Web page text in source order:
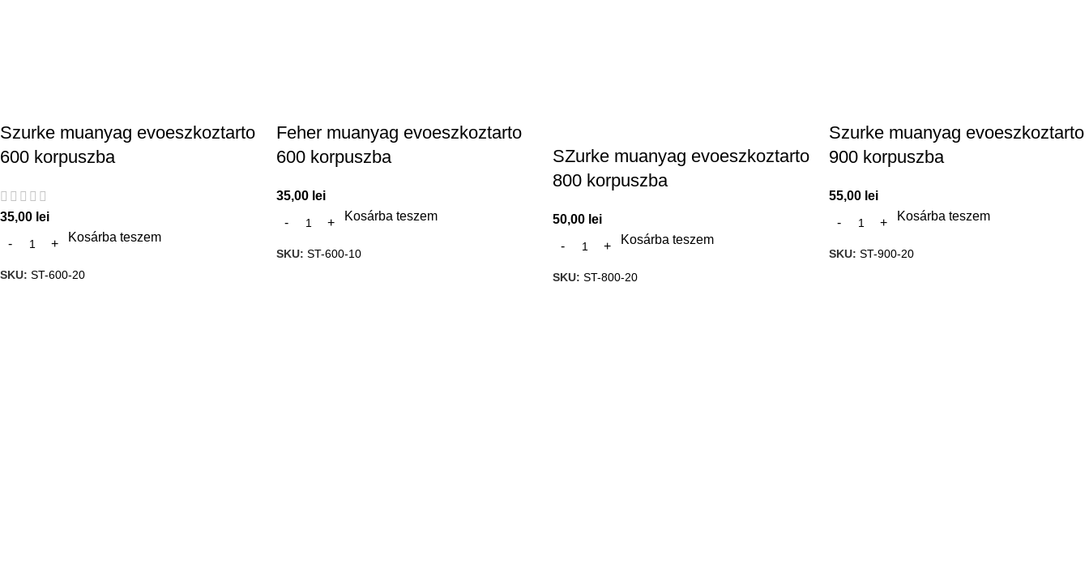
Szurke muanyag evoeszkoztarto
600 korpuszba
35,00 lei
Kosárba teszem
SKU: ST-600-20
Feher muanyag evoeszkoztarto
600 korpuszba
35,00 lei
Kosárba teszem
SKU: ST-600-10
SZurke muanyag evoeszkoztarto
800 korpuszba
50,00 lei
Kosárba teszem
SKU: ST-800-20
Szurke muanyag evoeszkoztarto
900 korpuszba
55,00 lei
Kosárba teszem
SKU: ST-900-20